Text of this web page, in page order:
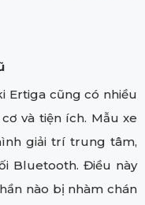
Ertiga cũng có nhiều
và tiện ích. Mẫu xe
giải trí trung tâm,
Bluetooth. Điều này
nào bị nhàm chán